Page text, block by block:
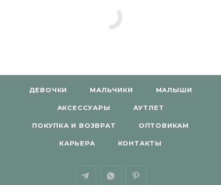
ДЕВОЧКИ МАЛЬЧИКИ МАЛЫШИ
АКСЕССУАРЫ АУТЛЕТ
ПОКУПКА И ВОЗВРАТ ОПТОВИКАМ
КАРЬЕРА КОНТАКТЫ